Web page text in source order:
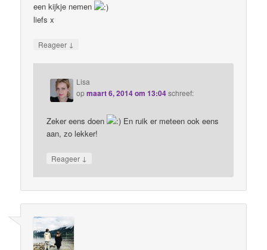
een kijkje nemen
liefs x
Reageer ↓
Lisa
opmaart 6, 2014 om 13:04schreef:
Zeker eens doen
En ruik er meteen ook eens
aan, zo lekker!
Reageer ↓